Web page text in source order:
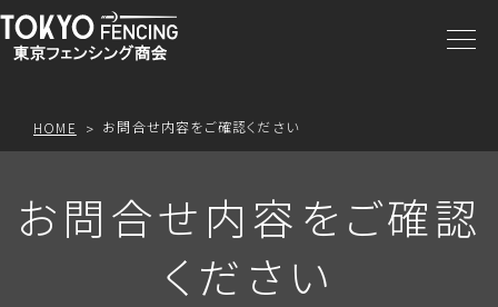
商品一覧
HOME お問合せ内容をご確認ください
お問合せ内容をご確認
ください